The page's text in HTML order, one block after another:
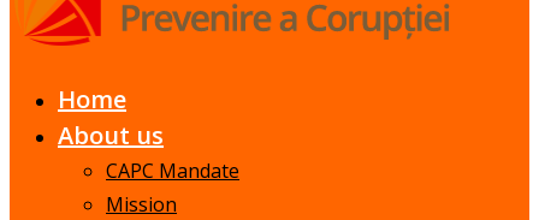
Home
About us
CAPC Mandate
Mission